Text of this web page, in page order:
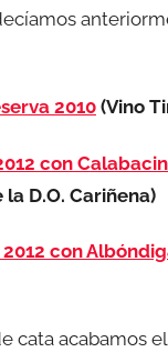
2010 (Vino
con
D.O. Cariñena)
con
cata acabamos